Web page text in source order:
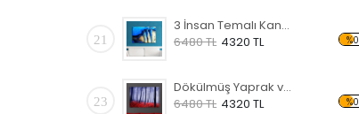
21
3 İnsan Temalı Kanvas Tablo
6480 TL 4320 TL %0
23
Dökülmüş Yaprak ve Orman Kanvas Tablo
6480 TL 4320 TL %0